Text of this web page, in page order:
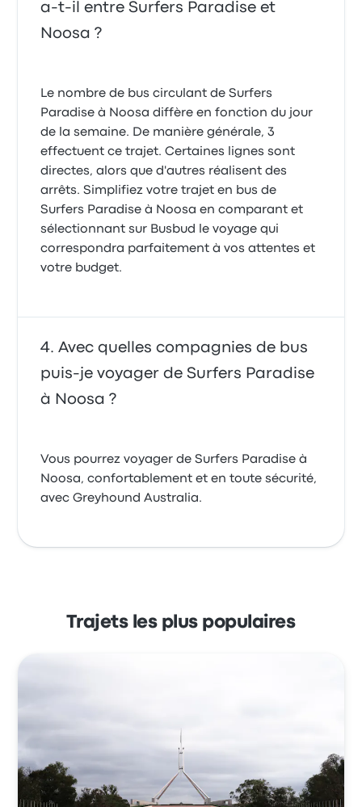
a-t-il entre Surfers Paradise et
Noosa ?
Le nombre de bus circulant de Surfers
Paradise à Noosa diffère en fonction du jour
de la semaine. De manière générale, 3
effectuent ce trajet. Certaines lignes sont
directes, alors que d'autres réalisent des
arrêts. Simplifiez votre trajet en bus de
Surfers Paradise à Noosa en comparant et
sélectionnant sur Busbud le voyage qui
correspondra parfaitement à vos attentes et
votre budget.
Avec quelles compagnies de bus
puis-je voyager de Surfers Paradise
à Noosa ?
Vous pourrez voyager de Surfers Paradise à
Noosa, confortablement et en toute sécurité,
avec Greyhound Australia.
Trajets les plus populaires